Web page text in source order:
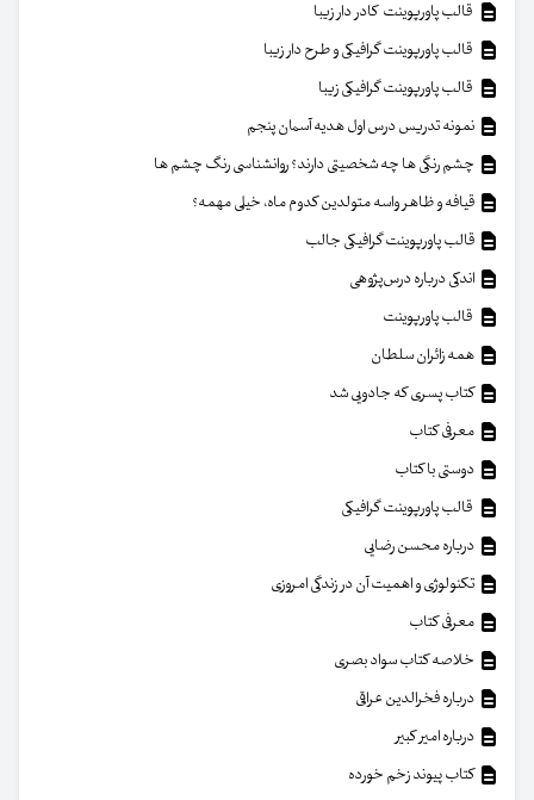
قالب پاورپوینت کادر دار زیبا
قالب پاورپوینت گرافیکی و طرح دار زیبا
قالب پاورپوینت گرافیکی زیبا
نمونه تدریس درس اول هدیه آسمان پنجم
چشم رنگی ها چه شخصیتی دارند؟ روانشناسی رنگ چشم ها
قیافه و ظاهر واسه متولدین کدوم ماه، خیلی مهمه؟
قالب پاورپوینت گرافیکی جالب
اندکی درباره درس‌پژوهی
قالب پاورپوینت
همه زائران سلطان
کتاب پسری که جادویی شد
معرفی کتاب
دوستی با کتاب
قالب پاورپوینت گرافیکی
درباره محسن رضایی
تکنولوژی و اهمیت آن در زندگی امروزی
معرفی کتاب
خلاصه کتاب سواد بصری
درباره فخرالدین عراقی
درباره امیر کبیر
کتاب پیوند زخم خورده